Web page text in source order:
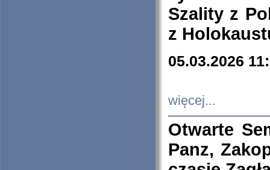
Szality z
z
05.03.2026
więcej...
Otwarte
Panz,